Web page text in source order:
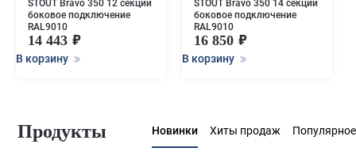
STOUT Bravo 350 12 секций
боковое подключение
RAL9010
14 443
В корзину
STOUT Bravo 350 14 секций
боковое подключение
RAL9010
16 850
В корзину
Продукты Новинки Хиты продаж Популярное